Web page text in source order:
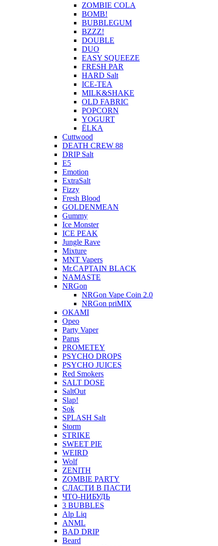
ZOMBIE COLA
BOMB!
BUBBLEGUM
BZZZ!
DOUBLE
DUO
EASY SQUEEZE
FRESH PAR
HARD Salt
ICE-TEA
MILK&SHAKE
OLD FABRIC
POPCORN
YOGURT
ЁLKA
Cuttwood
DEATH CREW 88
DRIP Salt
E5
Emotion
ExtraSalt
Fizzy
Fresh Blood
GOLDENMEAN
Gummy
Ice Monster
ICE PEAK
Jungle Rave
Mixture
MNT Vapers
Mr.CAPTAIN BLACK
NAMASTE
NRGon
NRGon Vape Coin 2.0
NRGon priMIX
OKAMI
Opeo
Party Vaper
Parus
PROMETEY
PSYCHO DROPS
PSYCHO JUICES
Red Smokers
SALT DOSE
SaltOut
Slap!
Sok
SPLASH Salt
Storm
STRIKE
SWEET PIE
WEIRD
Wolf
ZENITH
ZOMBIE PARTY
СЛАСТИ В ПАСТИ
ЧТО-НИБУДЬ
3 BUBBLES
Alp Liq
ANML
BAD DRIP
Beard